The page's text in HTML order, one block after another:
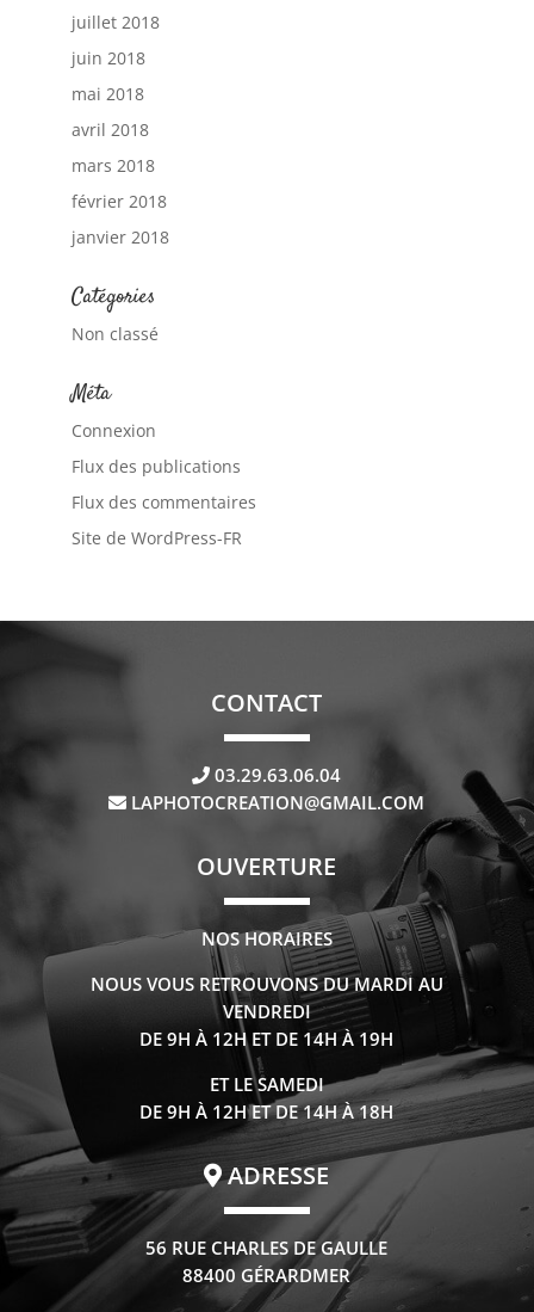
juillet 2018
juin 2018
mai 2018
avril 2018
mars 2018
février 2018
janvier 2018
Catégories
Non classé
Méta
Connexion
Flux des publications
Flux des commentaires
Site de WordPress-FR
CONTACT
03.29.63.06.04
LAPHOTOCREATION@GMAIL.COM
OUVERTURE
NOS HORAIRES
NOUS VOUS RETROUVONS DU MARDI AU
VENDREDI
DE 9H À 12H ET DE 14H À 19H
ET LE SAMEDI
DE 9H À 12H ET DE 14H À 18H
ADRESSE
56 RUE CHARLES DE GAULLE
88400 GÉRARDMER